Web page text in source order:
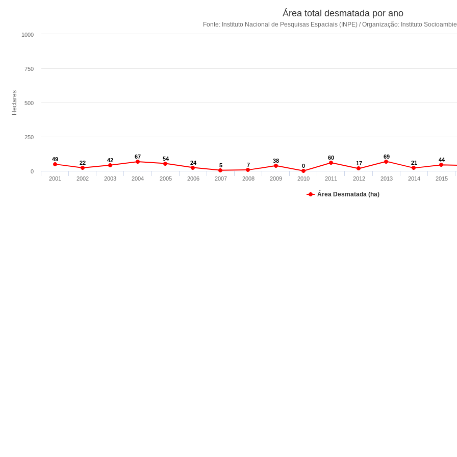
Hectares
Área total desmatada por ano
Fonte: Instituto Nacional de Pesquisas Espaciais (INPE) / Organização: Instituto
49
49
22
22 42
42
67
67 54
54
24
24 5
5 7
7
38
38
0
0
60
60
17
17
69
69
21
21 44
44
Área Desmatada (ha)
2001 2002 2003 2004 2005 2006 2007 2008 2009 2010 2011 2012 2013 2014 2015
0
250
500
750
1000